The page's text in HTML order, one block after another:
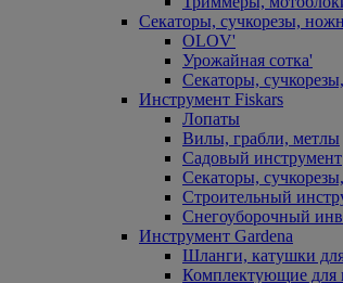
Секаторы, сучкорезы,
OLOV'
Урожайная сотка'
Секаторы,
Инструмент Fiskars
Лопаты
Вилы, грабли, метлы
Садовый инструмент
Секаторы,
Строительный
Снегоуборочный
Инструмент Gardena
Шланги, катушки
Комплектующие для